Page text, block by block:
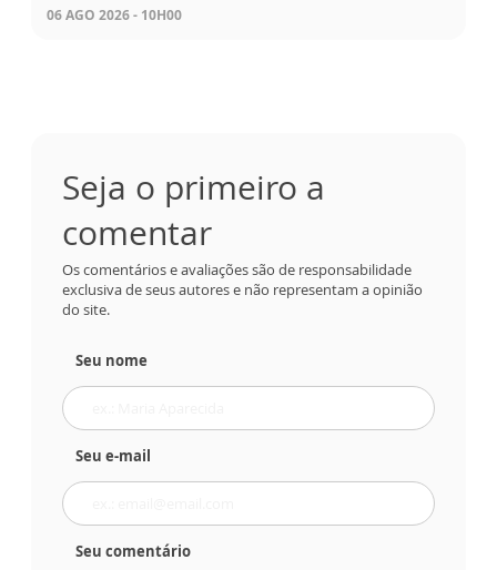
06 AGO 2026 - 10H00
Seja o primeiro a
comentar
Os comentários e avaliações são de responsabilidade
exclusiva de seus autores e não representam a opinião
do site.
Seu nome
Seu e-mail
Seu comentário